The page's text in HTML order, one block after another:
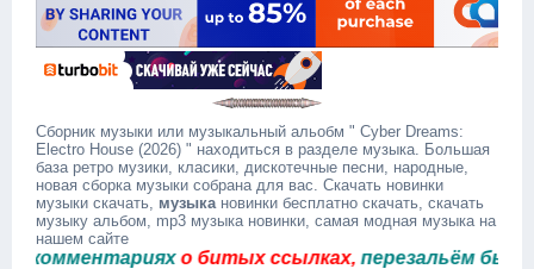
Сборник музыки или музыкальный альобм " Cyber Dreams:
Electro House (2026) " находиться в разделе музыка. Большая
база ретро музики, класики, дискотечные песни, народные,
новая сборка музыки собрана для вас. Скачать новинки
музыки скачать, музыкановинки бесплатно скачать, скачать
музыку альбом, mp3 музыка новинки, самая модная музыка на
нашем сайте
о битых ссылках,перезальём быстро.